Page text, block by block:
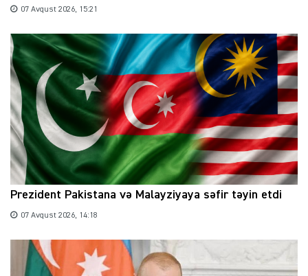
07 Avqust 2026, 15:21
Prezident Pakistana və Malayziyaya səfir təyin etdi
07 Avqust 2026, 14:18